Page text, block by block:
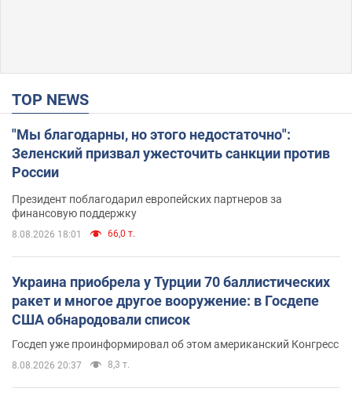
TOP NEWS
"Мы благодарны, но этого недостаточно":
Зеленский призвал ужесточить санкции против
России
Президент поблагодарил европейских партнеров за
финансовую поддержку
8.08.2026 18:01 66,0 т.
Украина приобрела у Турции 70 баллистических
ракет и многое другое вооружение: в Госдепе
США обнародовали список
Госдеп уже проинформировал об этом американский Конгресс
8.08.2026 20:37 8,3 т.